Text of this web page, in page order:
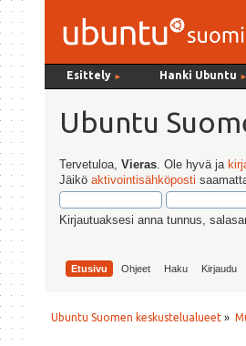
Esittely ► Hanki Ubuntu ►
Ubuntu
Tervetuloa,Vieras . Ole hyvä ja
Jäiköaktivointisähköposti
Kirjautuaksesi anna tunnus,
Etusivu Ohjeet Haku Kirjaudu
Ubuntu Suomen keskustelualueet »